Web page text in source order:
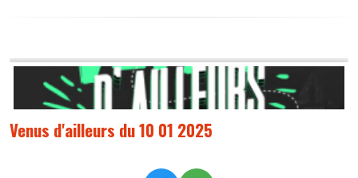
Venus d'ailleurs du 10 01 2025